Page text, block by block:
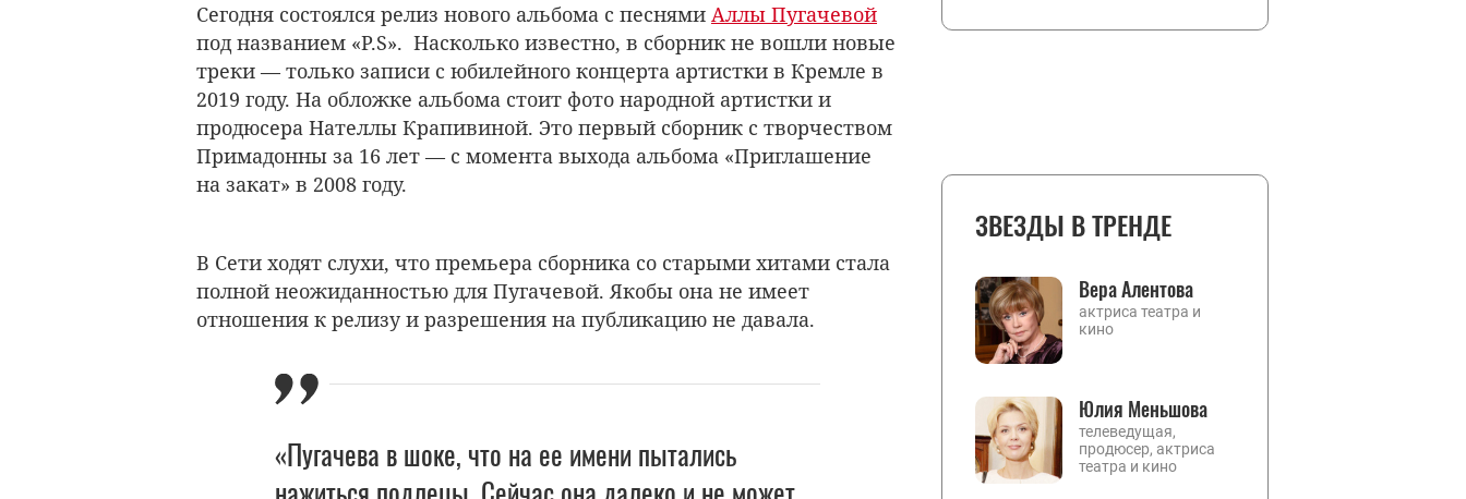
Сегодня состоялся релиз нового альбома с песнями Аллы Пугачевой
под названием «P.S». Насколько известно, в сборник не вошли новые
треки — только записи с юбилейного концерта артистки в Кремле в
2019 году. На обложке альбома стоит фото народной артистки и
продюсера Нателлы Крапивиной. Это первый сборник с творчеством
Примадонны за 16 лет — с момента выхода альбома «Приглашение
на закат» в 2008 году.
В Сети ходят слухи, что премьера сборника со старыми хитами стала
полной неожиданностью для Пугачевой. Якобы она не имеет
отношения к релизу и разрешения на публикацию не давала.
«Пугачева в шоке, что на ее имени пытались
ЗВЕЗДЫ В ТРЕНДЕ
Вера Алентова
актриса театра и
кино
Юлия Меньшова
телеведущая,
продюсер, актриса
театра и кино